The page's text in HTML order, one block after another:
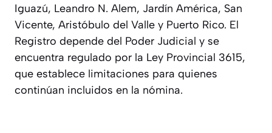
Iguazú, Leandro N. Alem, Jardín América, San
Vicente, Aristóbulo del Valle y Puerto Rico. El
Registro depende del Poder Judicial y se
encuentra regulado por la Ley Provincial 3615,
que establece limitaciones para quienes
continúan incluidos en la nómina.